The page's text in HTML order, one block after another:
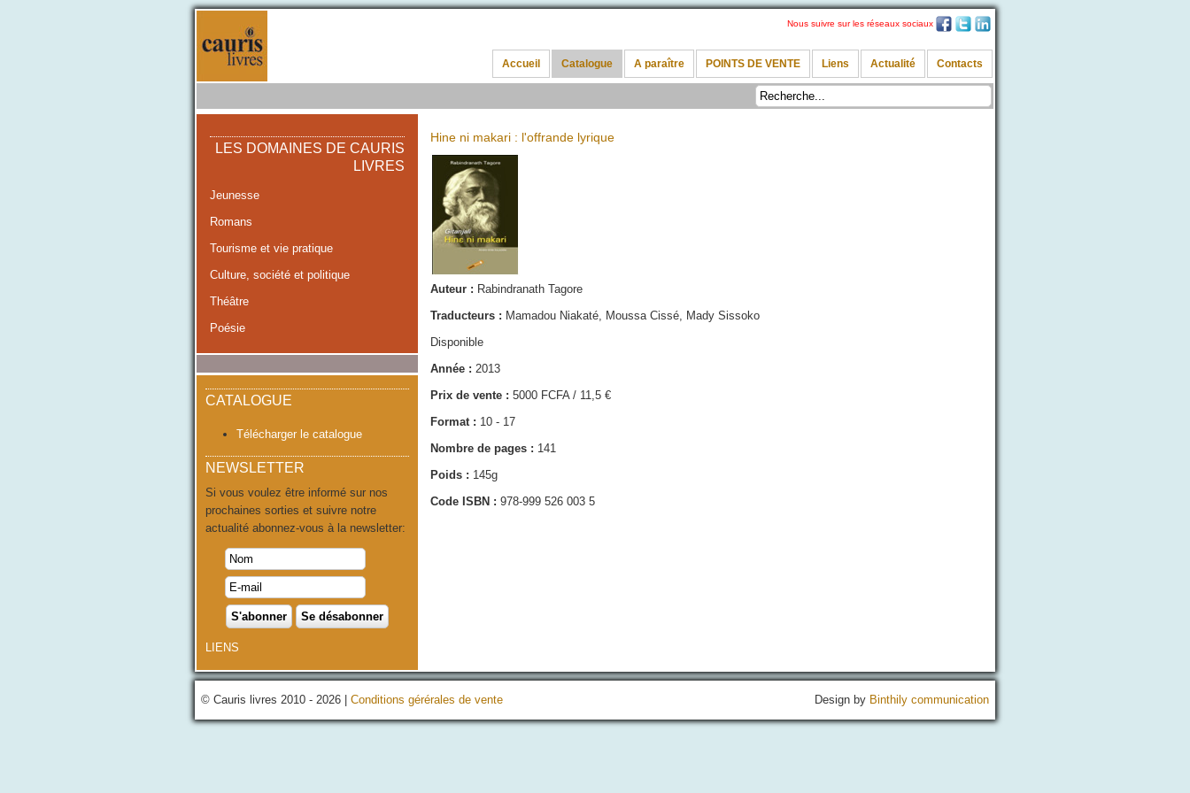
Nous suivre sur les réseaux sociaux
Accueil Catalogue A paraître POINTS DE VENTE Liens Actualité Contacts
LES DOMAINES DE CAURIS
LIVRES
Jeunesse
Romans
Tourisme et vie pratique
Culture, société et politique
Théâtre
Poésie
CATALOGUE
Télécharger le catalogue
NEWSLETTER
Si vous voulez être informé sur nos
prochaines sorties et suivre notre
actualité abonnez-vous à la newsletter:
LIENS
Hine ni makari : l'offrande lyrique
Auteur : Rabindranath Tagore
Traducteurs : Mamadou Niakaté, Moussa Cissé, Mady Sissoko
Disponible
Année : 2013
Prix de vente : 5000 FCFA / 11,5 €
Format : 10 - 17
Nombre de pages : 141
Poids : 145g
Code ISBN : 978-999 526 003 5
© Cauris livres 2010 - 2026 | Conditions gérérales de vente Design by Binthily communication